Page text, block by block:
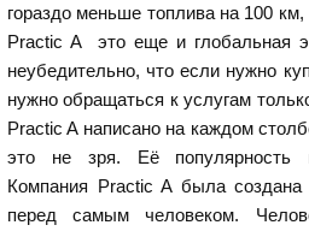
гораздо меньше топлива на 100 км,
Practic A это еще и глобальная
неубедительно, что если нужно
нужно обращаться к услугам
Practic A написано на каждом
это не зря. Её популярность
Компания Practic A была
перед самым человеком.